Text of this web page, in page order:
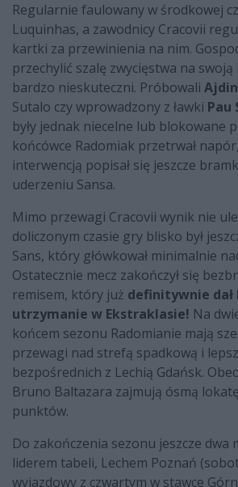
Regularnie faulowany w środkowej
Luquinhas, a zawodnicy Cracovii
kartki za przewinienia na nim.
przechylić szalę zwycięstwa na
bardzo nieskuteczni. Próbowali
Sutalo czy wprowadzony z ławki Pau
były jednak niecelne lub blokowane
końcówce Radomiak przetrwał
interwencją popisał się jeszcze
uderzeniu Sansa.
Mimo przewagi Cracovii wynik nie
doliczonym czasie gry blisko był
Sans, który główkował minimalnie
Ostatecznie mecz zakończył się
remisem, który już definitywnie dał
utrzymanie w Ekstraklasie! Na
końcem sezonu Radomianie mają
przewagi nad strefą spadkową i
bezpośrednich z Lechią Gdańsk.
Bruno Baltazara zajmują ósmą
punktów.
Do zakończenia sezonu jeszcze dwa
liderem tabeli, Lechem Poznań
wyjazdowy z czwartym w stawce